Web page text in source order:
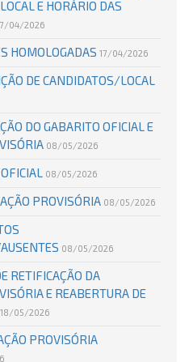
E HORÁRIO DAS
04/2026
HOMOLOGADAS 17/04/2026
DE CANDIDATOS/LOCAL
DO GABARITO OFICIAL E
08/05/2026
08/05/2026
PROVISÓRIA 08/05/2026
08/05/2026
RETIFICAÇÃO DA
E REABERTURA DE
18/05/2026
PROVISÓRIA